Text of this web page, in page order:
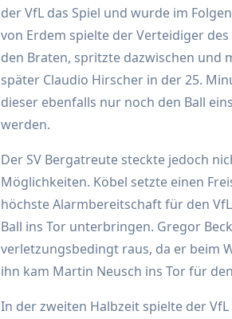
der VfL das Spiel und wurde im
von Erdem spielte der Verteidiger
den Braten, spritzte dazwischen und
später Claudio Hirscher in der 25.
dieser ebenfalls nur noch den Ball
werden.
Der SV Bergatreute steckte jedoch
Möglichkeiten. Köbel setzte einen
höchste Alarmbereitschaft für den
Ball ins Tor unterbringen. Gregor
verletzungsbedingt raus, da er beim
ihn kam Martin Neusch ins Tor für
In der zweiten Halbzeit spielte der